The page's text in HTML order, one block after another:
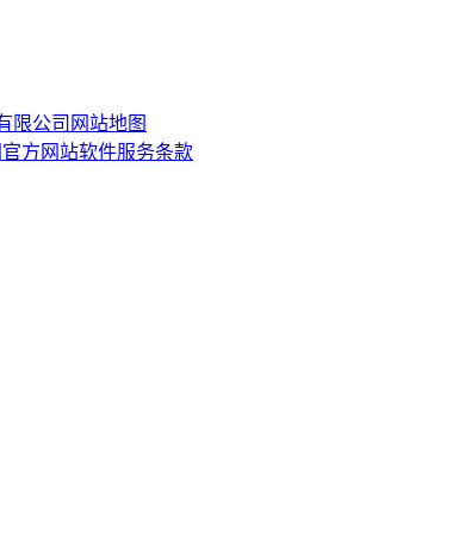
限公司 网站地图
官方网站软件服务条款